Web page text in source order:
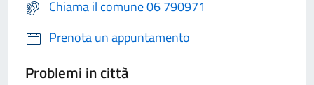
Chiama il comune 06 790971
Prenota un appuntamento
Problemi in città